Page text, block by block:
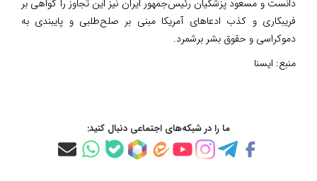
دانست و مسعود پزشکیان رئیس‌جمهور ایران نیز این تجاوز را گواهی بر
فریبکاری و کذب ادعاهای آمریکا مبنی بر صلح‌طلبی و پایبندی به
دموکراسی و حقوق بشر برشمرد.
منبع: ایسنا
ما را در شبکه‌های اجتماعی دنبال کنید: